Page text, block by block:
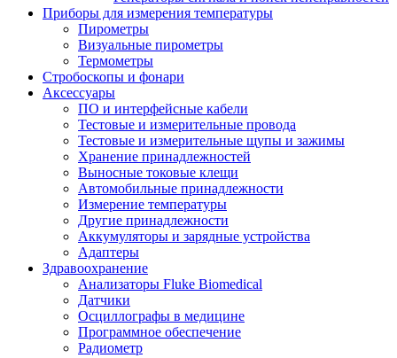
Приборы для измерения температуры
Пирометры
Визуальные пирометры
Термометры
Стробоскопы и фонари
Аксессуары
ПО и интерфейсные кабели
Тестовые и измерительные провода
Тестовые и измерительные щупы и зажимы
Хранение принадлежностей
Выносные токовые клещи
Автомобильные принадлежности
Измерение температуры
Другие принадлежности
Аккумуляторы и зарядные устройства
Адаптеры
Здравоохранение
Анализаторы Fluke Biomedical
Датчики
Осциллографы в медицине
Программное обеспечение
Радиометр